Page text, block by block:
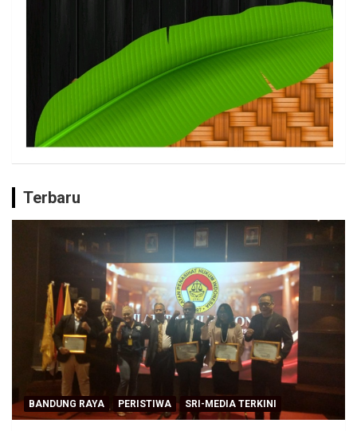
Terbaru
BANDUNG RAYA PERISTIWA SRI-MEDIA TERKINI